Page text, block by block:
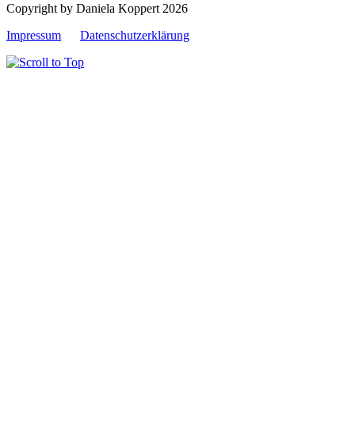
Copyright by Daniela Koppert 2026
Impressum
Datenschutzerklärung